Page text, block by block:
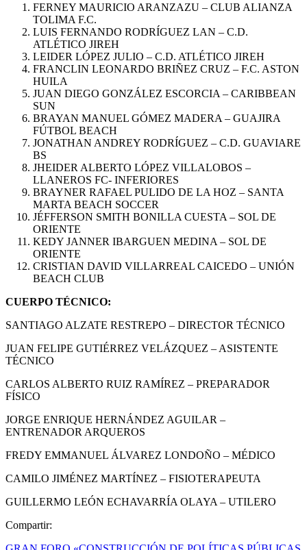
FERNEY MAURICIO ARANZAZU – CLUB ALIANZA
TOLIMA F.C.
LUIS FERNANDO RODRÍGUEZ LAN – C.D.
ATLÉTICO JIREH
LEIDER LÓPEZ JULIO – C.D. ATLÉTICO JIREH
FRANCLIN LEONARDO BRIÑEZ CRUZ – F.C. ASTON
HUILA
JUAN DIEGO GONZÁLEZ ESCORCIA – CARIBBEAN
SUN
BRAYAN MANUEL GÓMEZ MADERA – GUAJIRA
FÚTBOL BEACH
JONATHAN ANDREY RODRÍGUEZ – C.D. GUAVIARE
BS
JHEIDER ALBERTO LÓPEZ VILLALOBOS –
LLANEROS FC- INFERIORES
BRAYNER RAFAEL PULIDO DE LA HOZ – SANTA
MARTA BEACH SOCCER
JÉFFERSON SMITH BONILLA CUESTA – SOL DE
ORIENTE
KEDY JANNER IBARGUEN MEDINA – SOL DE
ORIENTE
CRISTIAN DAVID VILLARREAL CAICEDO – UNIÓN
BEACH CLUB
CUERPO TÉCNICO:
SANTIAGO ALZATE RESTREPO – DIRECTOR TÉCNICO
JUAN FELIPE GUTIÉRREZ VELÁZQUEZ – ASISTENTE
TÉCNICO
CARLOS ALBERTO RUIZ RAMÍREZ – PREPARADOR
FÍSICO
JORGE ENRIQUE HERNÁNDEZ AGUILAR –
ENTRENADOR ARQUEROS
FREDY EMMANUEL ÁLVAREZ LONDOÑO – MÉDICO
CAMILO JIMÉNEZ MARTÍNEZ – FISIOTERAPEUTA
GUILLERMO LEÓN ECHAVARRÍA OLAYA – UTILERO
Compartir: